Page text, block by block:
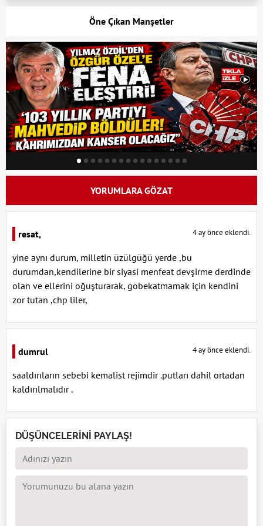
Öne Çıkan Manşetler
YORUMLARA GÖZAT
resat, 4 ay önce eklendi.
yine aynı durum, milletin üzülgüğü yerde ,bu
durumdan,kendilerine bir siyasi menfeat devşirme derdinde
olan ve ellerini oğuşturarak, göbekatmamak için kendini
zor tutan ,chp liler,
dumrul 4 ay önce eklendi.
saaldırıların sebebi kemalist rejimdir .putları dahil ortadan
kaldırılmalıdır .
DÜŞÜNCELERİNİ PAYLAŞ!